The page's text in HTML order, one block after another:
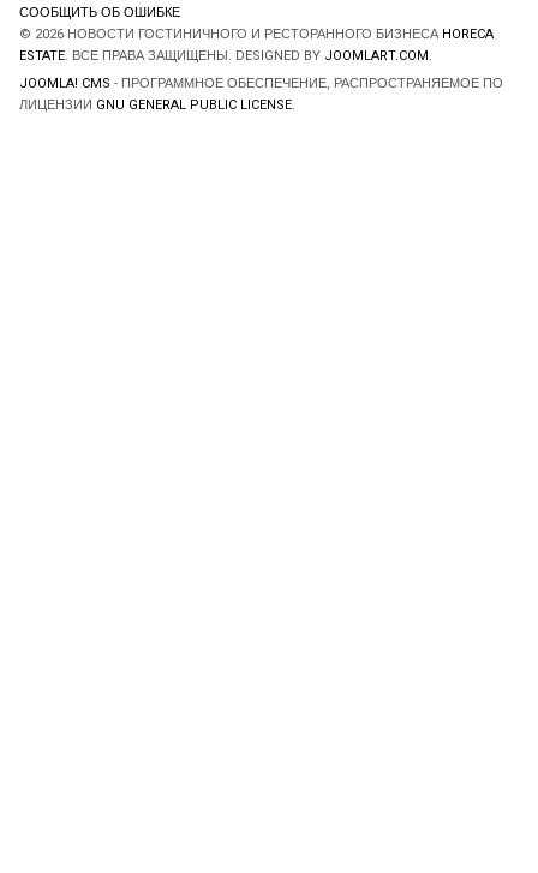
СООБЩИТЬ ОБ ОШИБКЕ
© 2026 НОВОСТИ ГОСТИНИЧНОГО И РЕСТОРАННОГО БИЗНЕСА HORECA
ESTATE. ВСЕ ПРАВА ЗАЩИЩЕНЫ. DESIGNED BY JOOMLART.COM.
JOOMLA! CMS - ПРОГРАММНОЕ ОБЕСПЕЧЕНИЕ, РАСПРОСТРАНЯЕМОЕ ПО
ЛИЦЕНЗИИ GNU GENERAL PUBLIC LICENSE.